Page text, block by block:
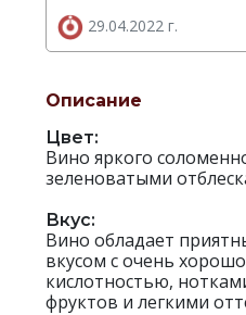
29.04.2022 г.
Описание
Цвет:
Вино яркого
зеленоватыми
Вкус:
Вино обладает
вкусом с очень
кислотностью,
фруктов и легкими